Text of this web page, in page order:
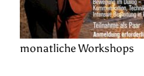
monatliche Workshops